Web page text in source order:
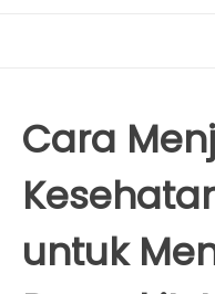
Cara
untuk